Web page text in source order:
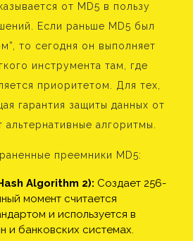
от MD5 в пользу
Если раньше MD5 был
то сегодня он выполняет
инструмента там, где
приоритетом. Для тех,
гарантия защиты данных от
алгоритмы.
преемники MD5:
Algorithm 2): Создает 256-
момент считается
и используется в
и банковских системах.